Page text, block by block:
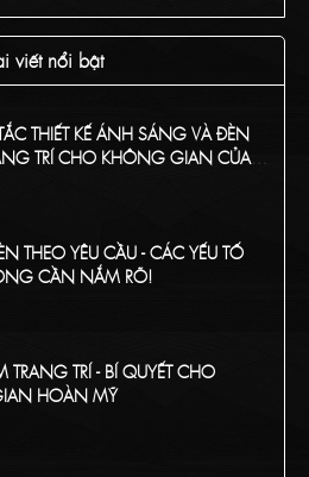
TRANG TRÍ
viết nổi bật
THIẾT KẾ ÁNH SÁNG VÀ ĐÈN
TRÍ CHO KHÔNG GIAN CỦA
THEO YÊU CẦU - CÁC YẾU TỐ
CẦN NẮM RÕ!
TRANG TRÍ - BÍ QUYẾT CHO
HOÀN MỸ